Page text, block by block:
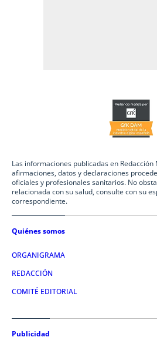
Las informaciones publicadas en
afirmaciones, datos y declaraciones
oficiales y profesionales sanitarios. No
relacionada con su salud, consulte con su
correspondiente.
Quiénes somos
ORGANIGRAMA
REDACCIÓN
COMITÉ EDITORIAL
Publicidad